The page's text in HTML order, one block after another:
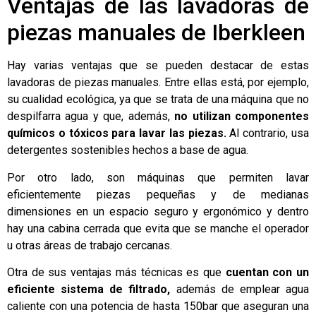
Ventajas de las lavadoras de
piezas manuales de Iberkleen
Hay varias ventajas que se pueden destacar de estas
lavadoras de piezas manuales. Entre ellas está, por ejemplo,
su cualidad ecológica, ya que se trata de una máquina que no
despilfarra agua y que, además, no utilizan componentes
químicos o tóxicos para lavar las piezas.Al contrario, usa
detergentes sostenibles hechos a base de agua.
Por otro lado, son máquinas que permiten lavar
eficientemente piezas pequeñas y de medianas
dimensiones en un espacio seguro y ergonómico y dentro
hay una cabina cerrada que evita que se manche el operador
u otras áreas de trabajo cercanas.
Otra de sus ventajas más técnicas es que cuentan con un
eficiente sistema de filtrado, además de emplear agua
caliente con una potencia de hasta 150bar que aseguran una